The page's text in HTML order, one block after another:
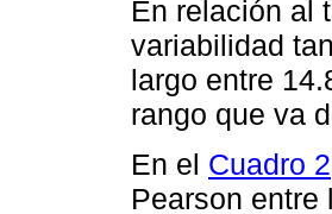
En relación al
variabilidad
largo entre
rango que va
En el Cuadro 2
Pearson